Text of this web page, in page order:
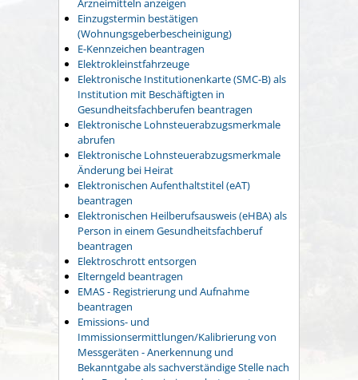
Arzneimitteln anzeigen
Einzugstermin bestätigen
(Wohnungsgeberbescheinigung)
E-Kennzeichen beantragen
Elektrokleinstfahrzeuge
Elektronische Institutionenkarte (SMC-B) als
Institution mit Beschäftigten in
Gesundheitsfachberufen beantragen
Elektronische Lohnsteuerabzugsmerkmale
abrufen
Elektronische Lohnsteuerabzugsmerkmale
Änderung bei Heirat
Elektronischen Aufenthaltstitel (eAT)
beantragen
Elektronischen Heilberufsausweis (eHBA) als
Person in einem Gesundheitsfachberuf
beantragen
Elektroschrott entsorgen
Elterngeld beantragen
EMAS - Registrierung und Aufnahme
beantragen
Emissions- und
Immissionsermittlungen/Kalibrierung von
Messgeräten - Anerkennung und
Bekanntgabe als sachverständige Stelle nach